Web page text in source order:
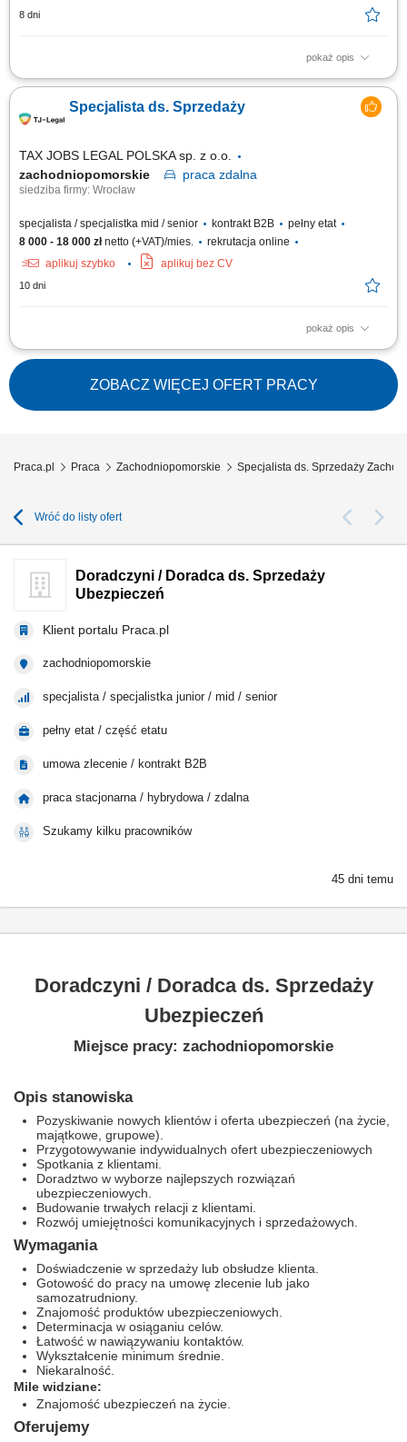
8 dni
pokaż opis
Zakres obowiązków: Telefoniczny kontakt z klientami zainteresowanymi
edukacji finansowej. Budowanie długofalowych relacji z klientami.
Pozyskiwanie nowych klientów i rozwijanie współpracy z partnerami
Specjalista ds. Sprzedaży
TAX JOBS LEGAL POLSKA sp. z o.o.
zachodniopomorskie
praca zdalna
siedziba firmy: Wrocław
specjalista / specjalistka mid / senior kontrakt B2B
pełny etat
8 000 - 18 000 złnetto (+VAT)/mies.
rekrutacja online
aplikuj szybko
aplikuj bez CV
10 dni
pokaż opis
Samodzielne pozyskiwanie nowych klientów B2B poprzez aktywne
działania outbound (cold calling, cold mailing, LinkedIn) oraz praca z
przekazanymi kontaktami (ciepłe leady) - Prezentacja oferty firmy i
wsparcie klientów przy składaniu wniosków; Kompleksowe zarządzanie
procesem sprzedaży – od...
ZOBACZ WIĘCEJ OFERT PRACY
Praca.pl Praca Zachodniopomorskie Specjalista ds. Sprzedaży
Wróć do listy ofert
Doradczyni / Doradca ds. Sprzedaży
Ubezpieczeń
Klient portalu Praca.pl
zachodniopomorskie
specjalista / specjalistka junior / mid / senior
pełny etat / część etatu
umowa zlecenie / kontrakt B2B
praca stacjonarna / hybrydowa / zdalna
Szukamy kilku pracowników
45 dni temu
Doradczyni / Doradca ds. Sprzedaży
Ubezpieczeń
Miejsce pracy: zachodniopomorskie
Opis stanowiska
Pozyskiwanie nowych klientów i oferta ubezpieczeń (na życie,
majątkowe, grupowe).
Przygotowywanie indywidualnych ofert ubezpieczeniowych
Spotkania z klientami.
Doradztwo w wyborze najlepszych rozwiązań
ubezpieczeniowych.
Budowanie trwałych relacji z klientami.
Rozwój umiejętności komunikacyjnych i sprzedażowych.
Wymagania
Doświadczenie w sprzedaży lub obsłudze klienta.
Gotowość do pracy na umowę zlecenie lub jako
samozatrudniony.
Znajomość produktów ubezpieczeniowych.
Determinacja w osiąganiu celów.
Łatwość w nawiązywaniu kontaktów.
Wykształcenie minimum średnie.
Niekaralność.
Mile widziane:
Znajomość ubezpieczeń na życie.
Oferujemy